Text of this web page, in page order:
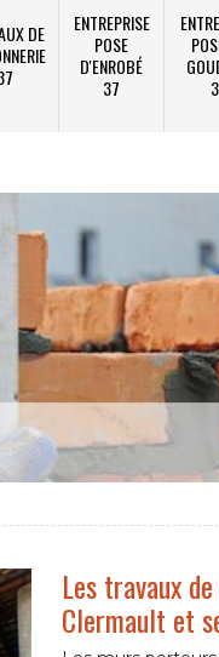
DE
ENTREPRISE
POSE
D'ENROBÉ
37
Les travaux
Clermault et